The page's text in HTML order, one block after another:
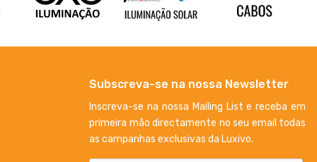
Subscreva-se na nossa Newsletter
Inscreva-se na nossa Mailing List e receba em
primeira mão directamente no seu email todas
as campanhas exclusivas da Luxivo.